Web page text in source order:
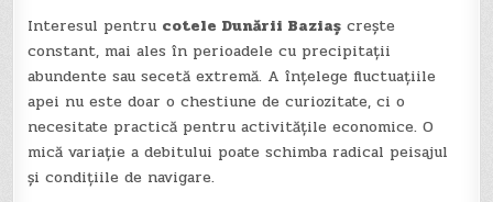
Interesul pentru cotele Dunării Baziaș crește
constant, mai ales în perioadele cu precipitații
abundente sau secetă extremă. A înțelege fluctuațiile
apei nu este doar o chestiune de curiozitate, ci o
necesitate practică pentru activitățile economice. O
mică variație a debitului poate schimba radical peisajul
și condițiile de navigare.